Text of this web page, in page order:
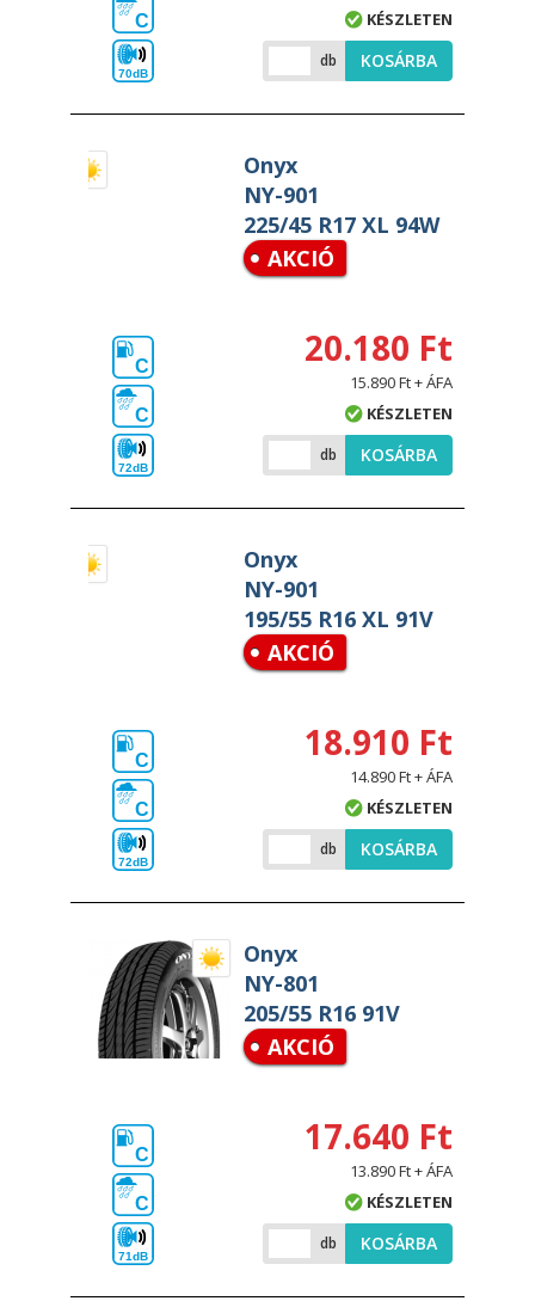
C
70dB
KÉSZLETEN
db KOSÁRBA
Onyx
NY-901
225/45 R17 XL 94W
AKCIÓ
C
C
72dB
20.180 Ft
15.890 Ft + ÁFA
KÉSZLETEN
db KOSÁRBA
Onyx
NY-901
195/55 R16 XL 91V
AKCIÓ
C
C
72dB
18.910 Ft
14.890 Ft + ÁFA
KÉSZLETEN
db KOSÁRBA
Onyx
NY-801
205/55 R16 91V
AKCIÓ
C
C
71dB
17.640 Ft
13.890 Ft + ÁFA
KÉSZLETEN
db KOSÁRBA